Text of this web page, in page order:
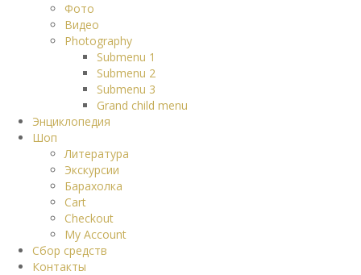
Фото
Видео
Photography
Submenu 1
Submenu 2
Submenu 3
Grand child menu
Энциклопедия
Шоп
Литература
Экскурсии
Барахолка
Cart
Checkout
My Account
Сбор средств
Контакты